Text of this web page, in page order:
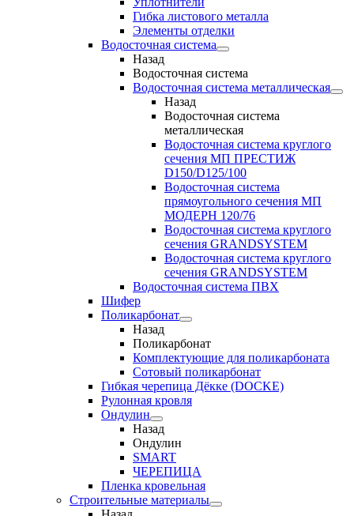
Гибка листового металла
Элементы отделки
Водосточная система
Назад
Водосточная система
Водосточная система металлическая
Назад
Водосточная система
металлическая
Водосточная система круглого
сечения МП ПРЕСТИЖ
D150/D125/100
Водосточная система
прямоугольного сечения МП
МОДЕРН 120/76
Водосточная система круглого
сечения GRANDSYSTEM
Водосточная система круглого
сечения GRANDSYSTEM
Водосточная система ПВХ
Шифер
Поликарбонат
Назад
Поликарбонат
Комплектующие для поликарбоната
Сотовый поликарбонат
Гибкая черепица Дёкке (DOCKE)
Рулонная кровля
Ондулин
Назад
Ондулин
SMART
ЧЕРЕПИЦА
Пленка кровельная
Строительные материалы